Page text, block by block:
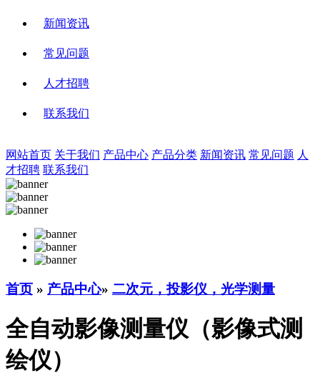
新闻资讯
常见问题
人才招聘
联系我们
网站首页 关于我们 产品中心 产品分类 新闻资讯 常见问题 人
才招聘 联系我们
首页 » 产品中心» 二次元，投影仪，光学测量
全自动影像测量仪（影像式测
绘仪）